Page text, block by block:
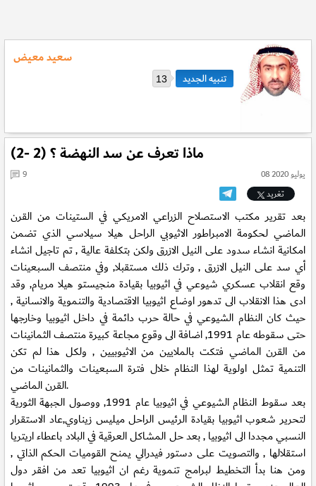
سعيد معيض
13
ماذا تعرف عن سد النهضة ؟ (2 -2)
08 يوليو 2020
9
تغريد
بعد تقرير مكتب الاستصلاح الزراعي الامريكي في الستينات من القرن
الماضي لحكومة الامبراطور الاثيوبي الراحل هيلا سيلاسي الذي تضمن
امكانية انشاء سدود على النيل الازرق ولكن بتكلفة عالية , تم تاجيل انشاء
أي سد على النيل الازرق , وترك ذلك مستقبلا, وفي منتصف السبعينات
وقع انقلاب عسكري شيوعي في اثيوبيا بقيادة منجيستو هيلا مريام, وقد
ادى هذا الانقلاب الى تدهور اوضاع اثيوبيا الاقتصادية والتنموية والانسانية ,
حيث كان النظام الشيوعي في حالة حرب دائمة في داخل اثيوبيا وخارجها
حتى سقوطه عام 1991, اضافة الى وقوع مجاعة كبيرة منتصف الثمانينات
من القرن الماضي فتكت بالملايين من الاثيوبيين , ولكل هذا لم تكن
التنمية تمثل اولوية لهذا النظام خلال فترة السبعينات والثمانينات من
القرن الماضي.
بعد سقوط النظام الشيوعي في اثيوبيا عام 1991, ووصول الجبهة الثورية
لتحرير شعوب اثيوبيا بقيادة الرئيس الراحل ميليس زيناوي,عاد الاستقرار
النسبي مجددا الى اثيوبيا , بعد حل المشاكل العرقية في البلاد باعطاء اريتريا
استقلالها , والتصويت على دستور فيدرالي يمنح القوميات الحكم الذاتي ,
ومن هنا بدأ التخطيط لبرامج تنموية رغم ان اثيوبيا تعد من افقر دول